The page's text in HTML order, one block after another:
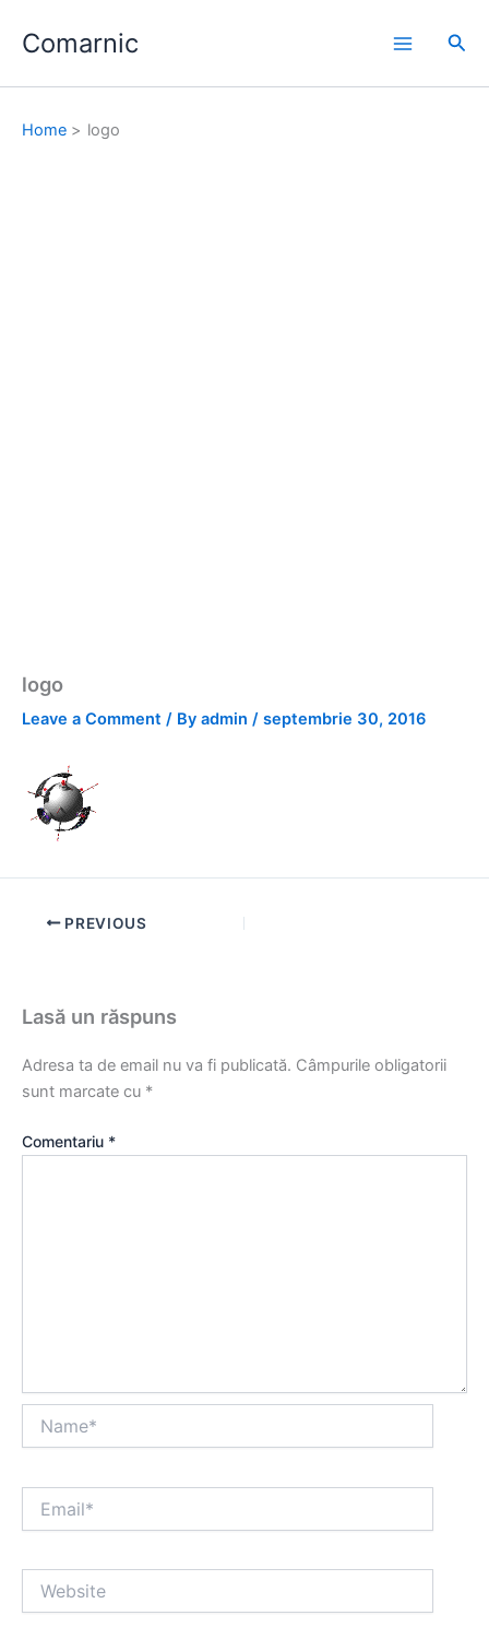
Comarnic
Home logo
logo
Leave a Comment / By admin / septembrie 30, 2016
PREVIOUS
Lasă un răspuns
Adresa ta de email nu va fi publicată. Câmpurile obligatorii
sunt marcate cu *
Comentariu *